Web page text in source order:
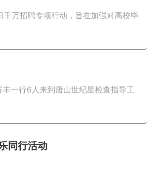
万招聘专项行动，旨在加强对高校毕
一行6人来到唐山世纪星检查指导工
同行活动